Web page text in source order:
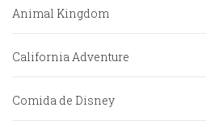
Animal Kingdom
California Adventure
Comida de Disney